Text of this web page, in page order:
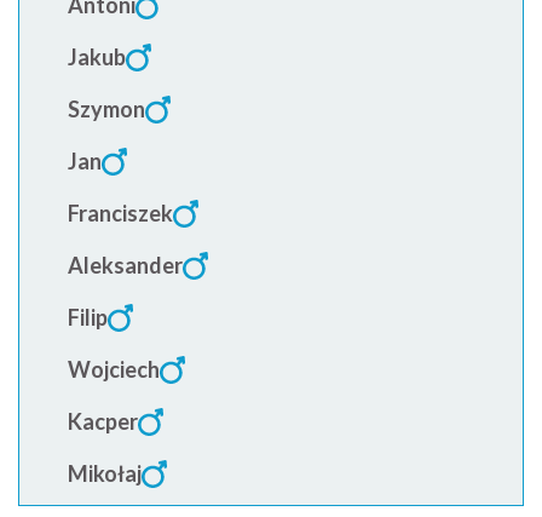
Jakub
Szymon
Jan
Franciszek
Aleksander
Filip
Wojciech
Kacper
Mikołaj